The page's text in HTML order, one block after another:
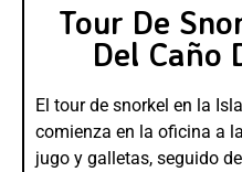
Tour De
Del Caño
El tour de snorkel en la
comienza en la oficina a
jugo y galletas, seguido